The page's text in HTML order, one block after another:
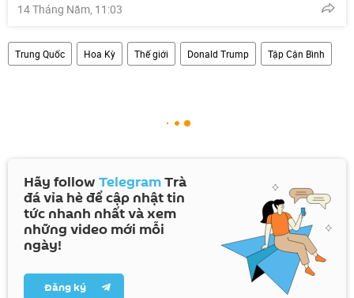
14 Tháng Năm, 11:03
Trung Quốc Hoa Kỳ Thế giới Donald Trump Tập Cận Bình
Hãy follow TelegramTrà
đá vỉa hè để cập nhật tin
tức nhanh nhất và xem
những video mới mỗi
ngày!
Đăng ký